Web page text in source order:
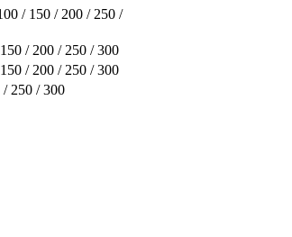
/ 150 / 200 / 250 /
/ 200 / 250 / 300
/ 200 / 250 / 300
250 / 300